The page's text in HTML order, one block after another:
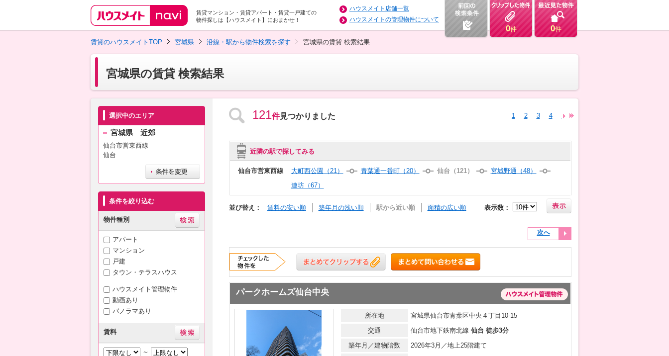
賃貸マンション・賃貸アパート・賃貸一戸建ての
物件探しは【ハウスメイト】におまかせ！
ハウスメイト店舗一覧
ハウスメイトの管理物件について
0件 0件
賃貸のハウスメイトTOP
宮城県 沿線・駅から物件検索を探す 宮城県の賃貸 検索結果
宮城県の賃貸 検索結果
選択中のエリア
宮城県 近郊
仙台市営東西線
仙台
条件を絞り込む
物件種別
アパート
マンション
戸建
タウン・テラスハウス
ハウスメイト管理物件
動画あり
パノラマあり
賃料
～
121件見つかりました 1 2 3 4 5 6
近隣の駅で探してみる
仙台市営東西線 大町西公園（21） 青葉通一番町（20） 仙台（121）
宮城野通（48）
連坊（67）
並び替え： 賃料の安い順 築年月の浅い順 駅から近い順 面積の広い順 表示数：
次へ
パークホームズ仙台中央
所在地
宮城県仙台市青葉区中央４丁目10-15
交通
仙台市地下鉄南北線 仙台 徒歩3分
築年月／建物階数
2026年3月／地上25階建て